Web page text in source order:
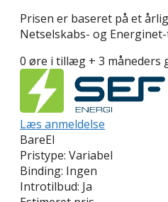
Prisen er baseret på et
Netselskabs- og
0 øre i tillæg + 3 måneders
Læs anmeldelse
BareEl
Pristype: Variabel
Binding: Ingen
Introtilbud: Ja